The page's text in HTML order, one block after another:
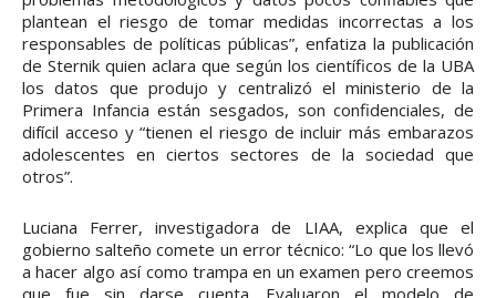
plantean el riesgo de tomar medidas incorrectas a los
responsables de políticas públicas”, enfatiza la publicación
de Sternik quien aclara que según los científicos de la UBA
los datos que produjo y centralizó el ministerio de la
Primera Infancia están sesgados, son confidenciales, de
difícil acceso y “tienen el riesgo de incluir más embarazos
adolescentes en ciertos sectores de la sociedad que
otros”.
Luciana Ferrer, investigadora de LIAA, explica que el
gobierno salteño comete un error técnico: “Lo que los llevó
a hacer algo así como trampa en un examen pero creemos